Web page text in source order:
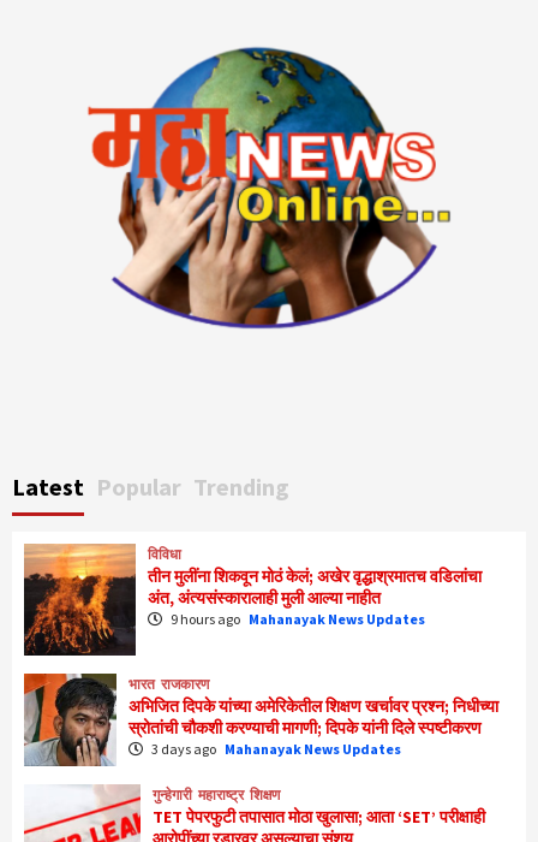
Latest Popular Trending
विविधा
तीन मुलींना शिकवून मोठं केलं; अखेर वृद्धाश्रमातच वडिलांचा
अंत, अंत्यसंस्कारालाही मुली आल्या नाहीत
9 hours ago Mahanayak News Updates
भारत राजकारण
अभिजित दिपके यांच्या अमेरिकेतील शिक्षण खर्चावर प्रश्न; निधीच्या
स्रोतांची चौकशी करण्याची मागणी; दिपके यांनी दिले स्पष्टीकरण
3 days ago Mahanayak News Updates
गुन्हेगारी महाराष्ट्र शिक्षण
TET पेपरफुटी तपासात मोठा खुलासा; आता ‘SET’ परीक्षाही